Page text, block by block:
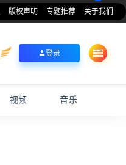
版权声明 专题推荐 关于我们
登录
视频 音乐